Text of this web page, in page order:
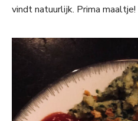
vindt natuurlijk. Prima maaltje!